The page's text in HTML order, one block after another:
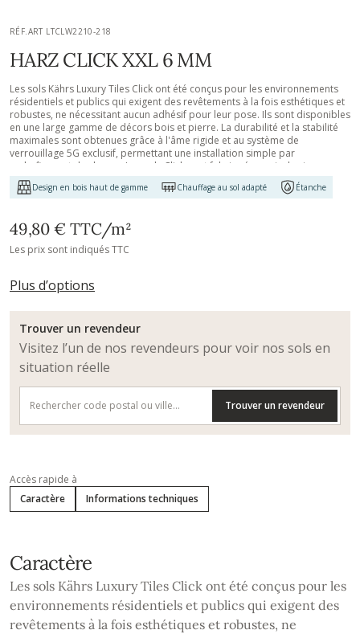
RÉF.ART LTCLW2210-218
HARZ CLICK XXL 6 MM
Les sols Kährs Luxury Tiles Click ont été conçus pour les environnements
résidentiels et publics qui exigent des revêtements à la fois esthétiques et
robustes, ne nécessitant aucun adhésif pour leur pose. Ils sont disponibles
en une large gamme de décors bois et pierre. La durabilité et la stabilité
maximales sont obtenues grâce à l'âme rigide et au système de
verrouillage 5G exclusif, permettant une installation simple par
emboîtement des lames. Les sols Click sont fabriqués en vinyle vierge avec
une âme rigide. Tous les sols de la collection sont dotés d'un sous-couche
réductrice de bruit en IXPE, assurant un contrôle efficace des nuisances
existant, ce qui fait des sols Click une solution idéale pour les projets de
rénovation ou lorsque vous souhaitez conserver le revêtement en place.
Comme tous nos autres sols Luxury Tiles, ils sont exempts de phtalates.
Design en bois haut de gamme Chauffage au sol adapté Étanche
49,80 € TTC/m²
Les prix sont indiqués TTC
Plus d’options
Trouver un revendeur
Visitez l’un de nos revendeurs pour voir nos sols en
situation réelle
Trouver un revendeur
Accès rapide à
Caractère
Informations techniques
Caractère
Les sols Kährs Luxury Tiles Click ont été conçus pour les
environnements résidentiels et publics qui exigent des
revêtements à la fois esthétiques et robustes, ne